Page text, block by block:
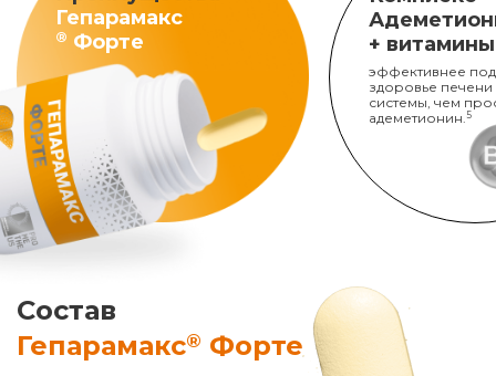
Гепарамакс
® Форте
+
эффективнее
здоровье печени
системы, чем
адеметионин. 5
Состав
Гепарамакс® Форте